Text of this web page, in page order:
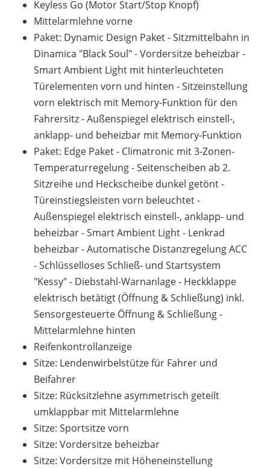
Keyless Go (Motor Start/Stop Knopf)
Mittelarmlehne vorne
Paket: Dynamic Design Paket - Sitzmittelbahn in
Dinamica "Black Soul" - Vordersitze beheizbar -
Smart Ambient Light mit hinterleuchteten
Türelementen vorn und hinten - Sitzeinstellung
vorn elektrisch mit Memory-Funktion für den
Fahrersitz - Außenspiegel elektrisch einstell-,
anklapp- und beheizbar mit Memory-Funktion
Paket: Edge Paket - Climatronic mit 3-Zonen-
Temperaturregelung - Seitenscheiben ab 2.
Sitzreihe und Heckscheibe dunkel getönt -
Türeinstiegsleisten vorn beleuchtet -
Außenspiegel elektrisch einstell-, anklapp- und
beheizbar - Smart Ambient Light - Lenkrad
beheizbar - Automatische Distanzregelung ACC
- Schlüsselloses Schließ- und Startsystem
"Kessy" - Diebstahl-Warnanlage - Heckklappe
elektrisch betätigt (Öffnung & Schließung) inkl.
Sensorgesteuerte Öffnung & Schließung -
Mittelarmlehne hinten
Reifenkontrollanzeige
Sitze: Lendenwirbelstütze für Fahrer und
Beifahrer
Sitze: Rücksitzlehne asymmetrisch geteilt
umklappbar mit Mittelarmlehne
Sitze: Sportsitze vorn
Sitze: Vordersitze beheizbar
Sitze: Vordersitze mit Höheneinstellung